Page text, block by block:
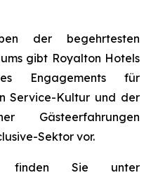
der begehrtesten
gibt Royalton Hotels
Engagements für
Service-Kultur und der
Gästeerfahrungen
Sektor vor.
finden Sie unter